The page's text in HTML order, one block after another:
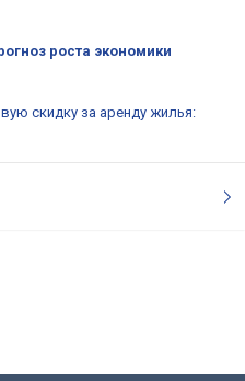
роста экономики
скидку за аренду жилья: